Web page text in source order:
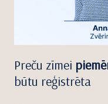
Preču zīmei
būtu reģistrēta